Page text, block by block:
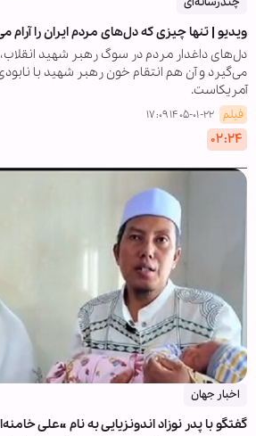
ویدیو | تنها چیزی که دل‌های مردم ایران را آرام
دل‌های داغدار مردم در سوگ رهبر شهید انقلاب،
می‌گیرد و آن هم انتقام خون رهبر شهید با
آمریکاست.
فیلم ۱۴۰۵-۰۱-۲۲ ۱۷:۰۹
۰۲:۲۴
اخبار جهان
گفتگو با پدر نوزاد اندونزیایی به نام «علی